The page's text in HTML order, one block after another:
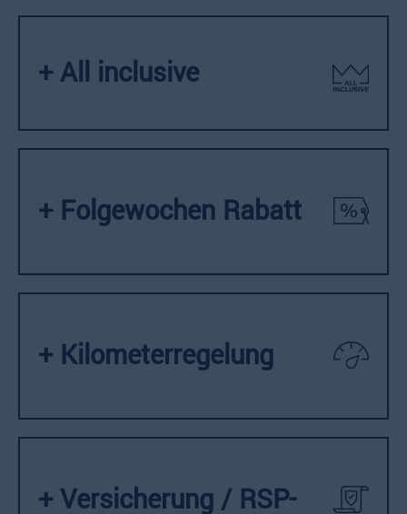
+ All inclusive
+ Folgewochen Rabatt
+ Kilometerregelung
+ Versicherung / RSP-